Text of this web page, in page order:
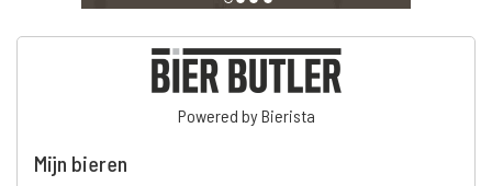
Powered by Bierista
Mijn bieren